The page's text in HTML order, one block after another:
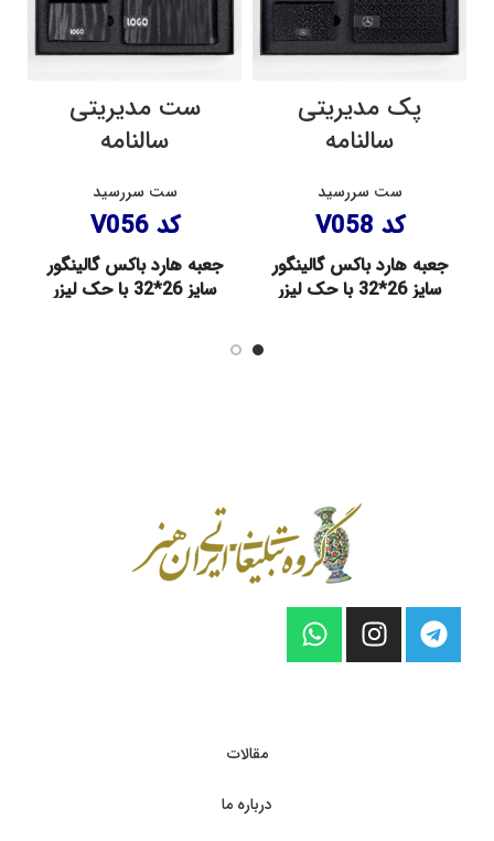
پک مدیریتی
سالنامه
ست سررسید
کد V058
جعبه هارد باکس گالینگور
سایز 26*32 با حک لیزر
ست مدیریتی
سالنامه
ست سررسید
کد V056
جعبه هارد باکس گالینگور
سایز 26*32 با حک لیزر
مقالات
درباره ما